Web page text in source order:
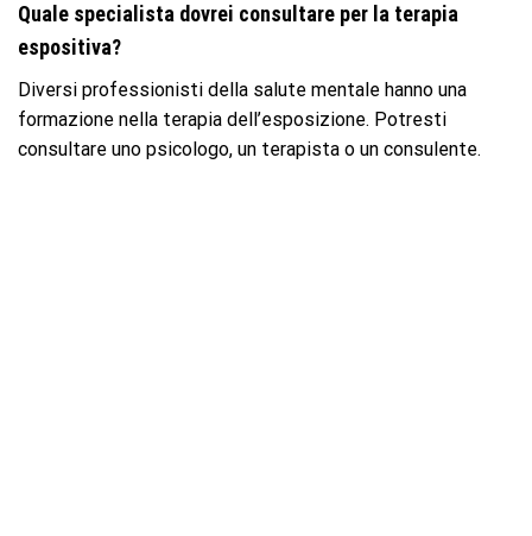
Quale specialista dovrei consultare per la terapia
espositiva?
Diversi professionisti della salute mentale hanno una
formazione nella terapia dell’esposizione. Potresti
consultare uno psicologo, un terapista o un consulente.